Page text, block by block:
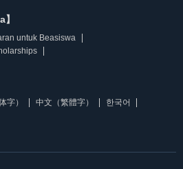
untuk Beasiswa
字） 中文（繁體字）
한국어